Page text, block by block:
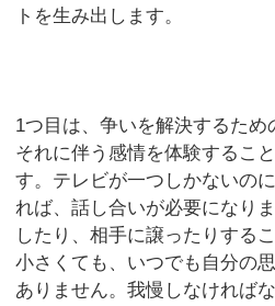
トを生み出します。
1つ目は、争いを解決するため
それに伴う感情を体験するこ
す。テレビが一つしかないの
れば、話し合いが必要になり
したり、相手に譲ったりする
小さくても、いつでも自分の
ありません。我慢しなければ